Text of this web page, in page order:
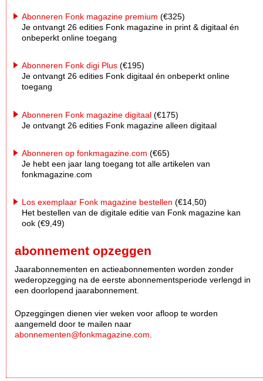
Abonneren Fonk magazine premium (€325)
Je ontvangt 26 edities Fonk magazine in print & digitaal én
onbeperkt online toegang
Abonneren Fonk digi Plus (€195)
Je ontvangt 26 edities Fonk digitaal én onbeperkt online
toegang
Abonneren Fonk magazine digitaal (€175)
Je ontvangt 26 edities Fonk magazine alleen digitaal
Abonneren op fonkmagazine.com (€65)
Je hebt een jaar lang toegang tot alle artikelen van
fonkmagazine.com
Los exemplaar Fonk magazine bestellen (€14,50)
Het bestellen van de digitale editie van Fonk magazine kan
ook (€9,49)
abonnement opzeggen
Jaarabonnementen en actieabonnementen worden zonder
wederopzegging na de eerste abonnementsperiode verlengd in
een doorlopend jaarabonnement.
Opzeggingen dienen vier weken voor afloop te worden
aangemeld door te mailen naar
abonnementen@fonkmagazine.com